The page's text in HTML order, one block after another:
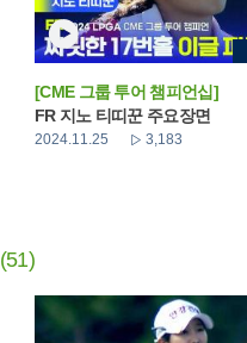
[CME 그룹 투어 챔피언십]
FR 지노 티띠꾼 주요장면
2024.11.25 3,183
(51)